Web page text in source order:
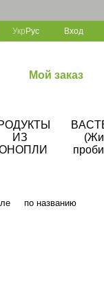
Укр Рус Вход
Мой заказ
ИЗ
по названию